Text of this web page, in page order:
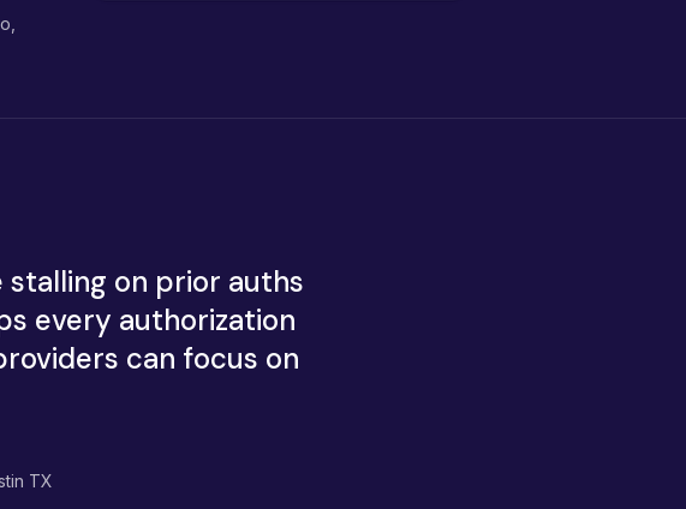
stalling on prior auths
every authorization
can focus on
TX